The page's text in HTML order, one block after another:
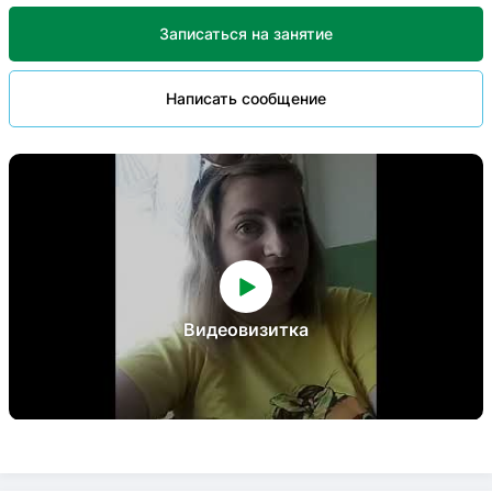
Видеовизитка
Записаться на занятие
Написать сообщение